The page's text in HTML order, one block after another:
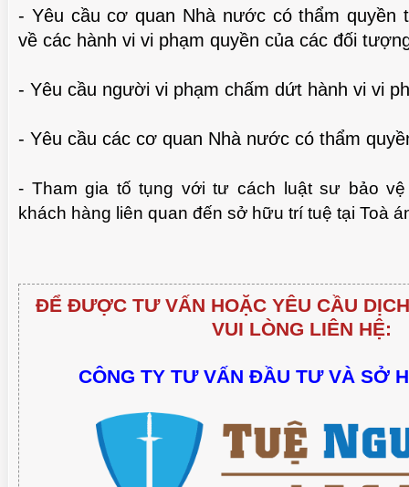
- Yêu cầu cơ quan Nhà nước có thẩm quyền
về các hành vi vi phạm quyền của các đối
- Yêu cầu người vi phạm chấm dứt hành vi vi
- Yêu cầu các cơ quan Nhà nước có thẩm
- Tham gia tố tụng với tư cách luật sư bảo
khách hàng liên quan đến sở hữu trí tuệ tại Toà
ĐỂ ĐƯỢC TƯ VẤN HOẶC YÊU CẦU
VUI LÒNG LIÊN HỆ:
CÔNG TY TƯ VẤN ĐẦU TƯ VÀ SỞ